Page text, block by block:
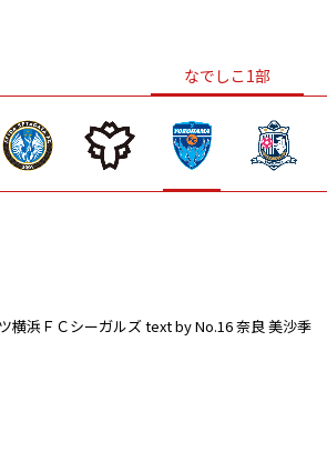
なでしこ1部
横浜ＦＣシーガルズtext by No.16 奈良 美沙季